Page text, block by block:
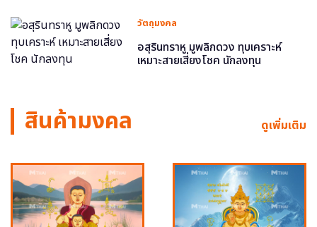
วัตถุมงคล
อสุรินทราหู มูพลิกดวง ทุบเคราะห์
เหมาะสายเสี่ยงโชค นักลงทุน
สินค้ามงคล ดูเพิ่มเติม